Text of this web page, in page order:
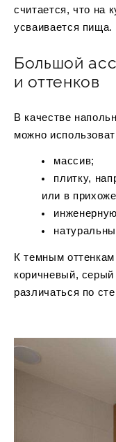
считается, что на
усваивается пища.
Большой
и оттенков
В качестве
можно
массив;
плитку,
или в
К темным оттенкам
коричневый,
различаться по